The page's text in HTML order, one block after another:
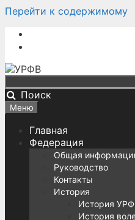
Перейти к содержимому
Поиск
Меню
Главная
Федерация
Общая
Руководство
Контакты
История
История
История